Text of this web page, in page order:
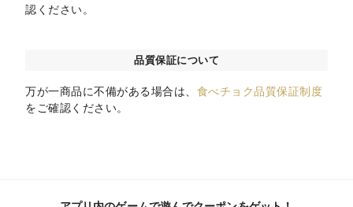
認ください。
品質保証について
万が一商品に不備がある場合は、 食べチョク品質保証制度
をご確認ください。